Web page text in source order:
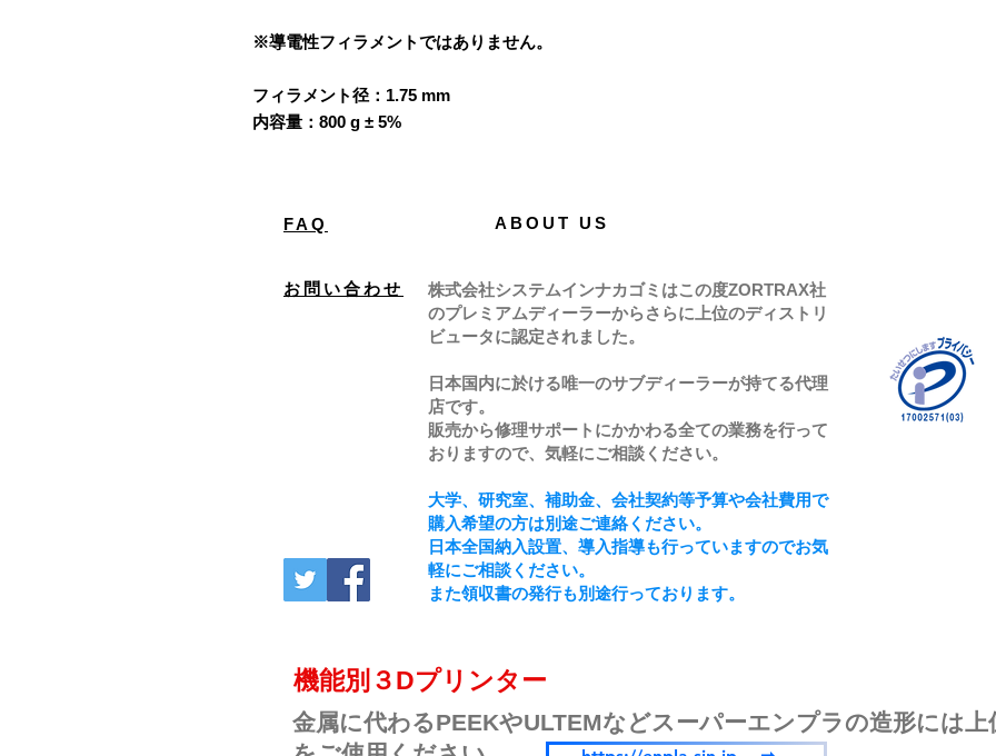
※導電性フィラメントではありません。
フィラメント径：1.75 mm
内容量： 800 g ± 5%
FAQ ABOUT US
お問い合わせ
株式会社システムインナカゴミはこの度ZORTRAX社
のプレミアムディーラーからさらに上位のディストリ
ビュータに認定されました。
日本国内に於ける唯一のサブディーラーが持てる代理
店です。
販売から修理サポートにかかわる全ての業務を行って
おりますので、気軽にご相談ください。
大学、研究室、補助金、会社契約等予算や会社費用で
購入希望の方は別途ご連絡ください。
日本全国納入設置、導入指導も行っていますのでお気
軽にご相談ください。
また領収書の発行も別途行っております。
​機能別３Dプリンター
金属に代わるPEEKやULTEMなどスーパーエンプラの造形には